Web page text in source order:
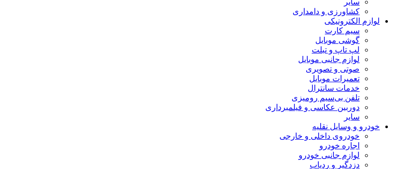
سایر
کشاورزی و دامداری
لوازم الکترونیکی
سیم کارت
گوشی موبایل
لپ تاپ و تبلت
لوازم جانبی موبایل
صوتی و تصویری
تعمیرات موبایل
خدمات سانترال
تلفن بی‌سیم رومیزی
دوربین عکاسی و فیلمبرداری
سایر
خودرو و وسایل نقلیه
خودروی داخلی و خارجی
اجاره خودرو
لوازم جانبی خودرو
دزدگیر و ردیاب